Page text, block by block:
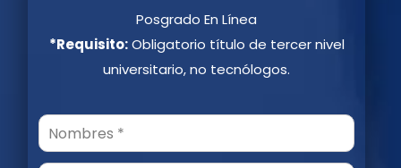
Posgrado En Línea
*Requisito:Obligatorio título de tercer nivel
universitario, no tecnólogos.